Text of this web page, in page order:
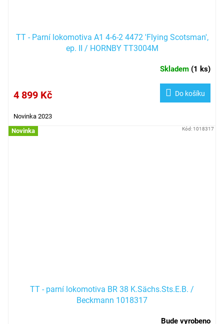
TT - Parní lokomotiva A1 4-6-2 4472 'Flying Scotsman',
ep. II / HORNBY TT3004M
Skladem (1 ks)
4 899 Kč Do košíku
Novinka 2023
Novinka
TT - parní lokomotiva BR 38 K.Sächs.Sts.E.B. /
Beckmann 1018317
Bude vyrobeno
Kód: 1018317